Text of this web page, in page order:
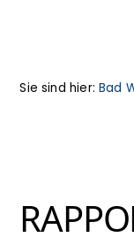
Sie sind hier:Bad